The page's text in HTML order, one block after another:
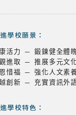
學校願景：
活力 ─ 鍛鍊健全體
進取 ─ 推展多元文
惜福 ─ 強化人文素
創新 ─ 充實資訊外
學校特色：